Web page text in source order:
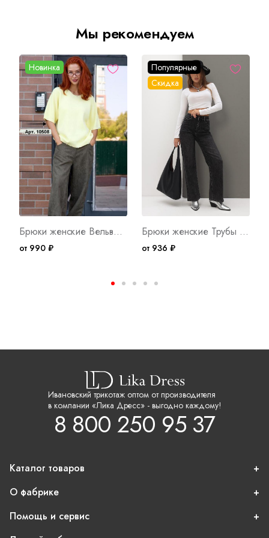
Мы рекомендуем
Новинка
Брюки женские Вельвет З Арт. 10549
от 990 ₽
Популярные
Скидка
Брюки женские Трубы Ч Арт. 9527
от 936 ₽
Ивановский трикотаж оптом от производителя
в компании «Лика Дресс» - выгодно каждому!
8 800 250 95 37
Каталог товаров
О фабрике
Помощь и сервис